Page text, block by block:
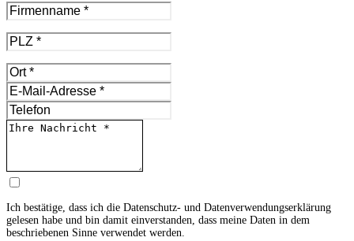
Ich bestätige, dass ich die Datenschutz- und Datenverwendungserklärung
gelesen habe und bin damit einverstanden, dass meine Daten in dem
beschriebenen Sinne verwendet werden.